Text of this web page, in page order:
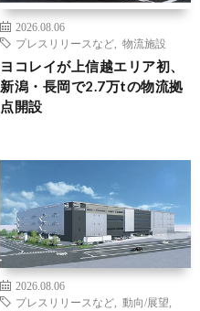
2026.08.06
プレスリリースなど
物流施設
ヨコレイが上信越エリア初、
新潟・長岡で2.7万tの物流拠
点開設
2026.08.06
プレスリリースなど
動向/展望